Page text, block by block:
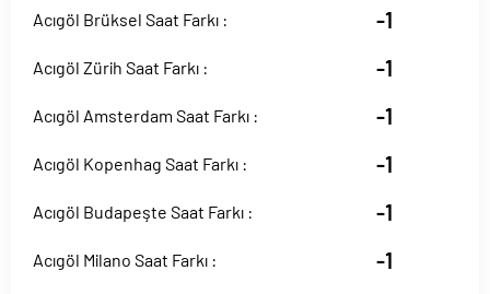
Acıgöl Brüksel Saat Farkı : -1
Acıgöl Zürih Saat Farkı : -1
Acıgöl Amsterdam Saat Farkı : -1
Acıgöl Kopenhag Saat Farkı : -1
Acıgöl Budapeşte Saat Farkı : -1
Acıgöl Milano Saat Farkı : -1